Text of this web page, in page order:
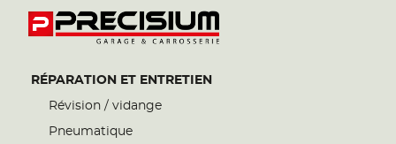
RÉPARATION ET ENTRETIEN
Révision / vidange
Pneumatique